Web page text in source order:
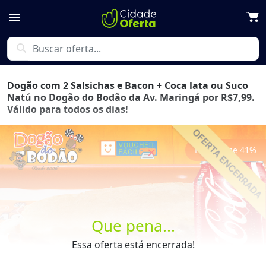
menu
search
Que pena...
Essa oferta está encerrada!
Dogão com 2 Salsichas e Bacon + Coca lata ou Suco
Natú no Dogão do Bodão da Av. Maringá por R$7,99.
Válido para todos os dias!
Economize 41%
Next